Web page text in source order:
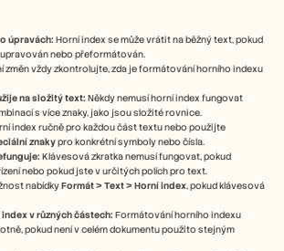
úpravách: Horní index se může vrátit na běžný text, pokud
nebo přeformátován.
změn vždy zkontrolujte, zda je formátování horního indexu
na složitý text: Někdy nemusí horní index fungovat
s více znaky, jako jsou složité rovnice.
index ručně pro každou část textu nebo použijte
znaky pro konkrétní symboly nebo čísla.
Klávesová zkratka nemusí fungovat, pokud
nebo pokud jste v určitých polích pro text.
nabídky Formát > Text > Horní index, pokud klávesová
v různých částech: Formátování horního indexu
pokud není v celém dokumentu použito stejným